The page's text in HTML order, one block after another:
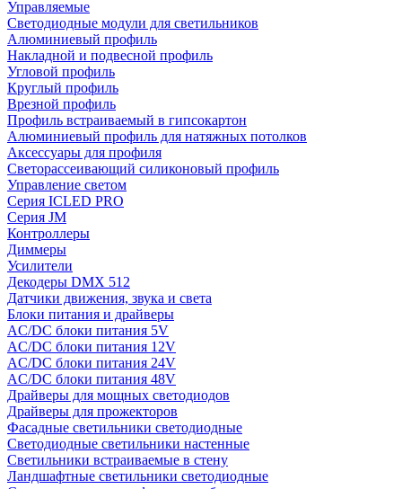
Управляемые
Светодиодные модули для светильников
Алюминиевый профиль
Накладной и подвесной профиль
Угловой профиль
Круглый профиль
Врезной профиль
Профиль встраиваемый в гипсокартон
Алюминиевый профиль для натяжных потолков
Аксессуары для профиля
Светорассеивающий силиконовый профиль
Управление светом
Серия ICLED PRO
Серия JM
Контроллеры
Диммеры
Усилители
Декодеры DMX 512
Датчики движения, звука и света
Блоки питания и драйверы
AC/DC блоки питания 5V
AC/DC блоки питания 12V
AC/DC блоки питания 24V
AC/DC блоки питания 48V
Драйверы для мощных светодиодов
Драйверы для прожекторов
Фасадные светильники светодиодные
Светодиодные светильники настенные
Светильники встраиваемые в стену
Ландшафтные светильники светодиодные